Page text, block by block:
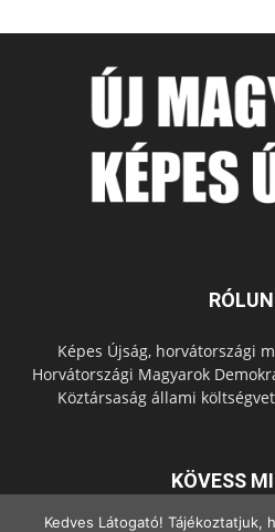
Képes Újság, horvátországi
Horvátországi Magyarok
Köztársaság állami
KÖVESS
Kedves Látogató! Tájékoztatjuk,